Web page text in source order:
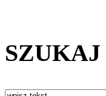
SZUKAJ